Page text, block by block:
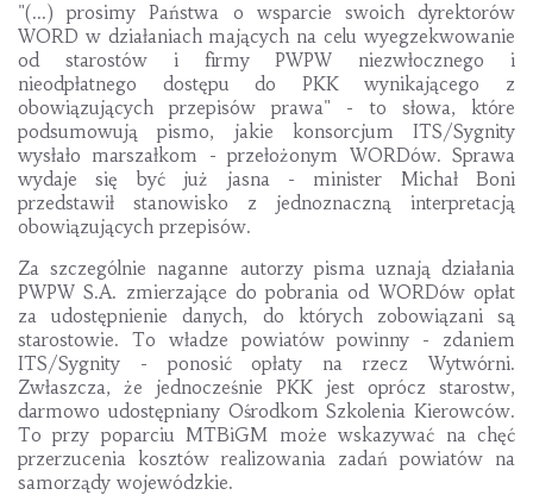
"(...) prosimy Państwa o wsparcie swoich dyrektorów
WORD w działaniach mających na celu wyegzekwowanie
od starostów i firmy PWPW niezwłocznego i
nieodpłatnego dostępu do PKK wynikającego z
obowiązujących przepisów prawa" - to słowa, które
podsumowują pismo, jakie konsorcjum ITS/Sygnity
wysłało marszałkom - przełożonym WORDów. Sprawa
wydaje się być już jasna - minister Michał Boni
przedstawił stanowisko z jednoznaczną interpretacją
obowiązujących przepisów.
Za szczególnie naganne autorzy pisma uznają działania
PWPW S.A. zmierzające do pobrania od WORDów opłat
za udostępnienie danych, do których zobowiązani są
starostowie. To władze powiatów powinny - zdaniem
ITS/Sygnity - ponosić opłaty na rzecz Wytwórni.
Zwłaszcza, że jednocześnie PKK jest oprócz starostw,
darmowo udostępniany Ośrodkom Szkolenia Kierowców.
To przy poparciu MTBiGM może wskazywać na chęć
przerzucenia kosztów realizowania zadań powiatów na
samorządy wojewódzkie.